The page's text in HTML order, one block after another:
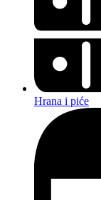
Hrana i piće